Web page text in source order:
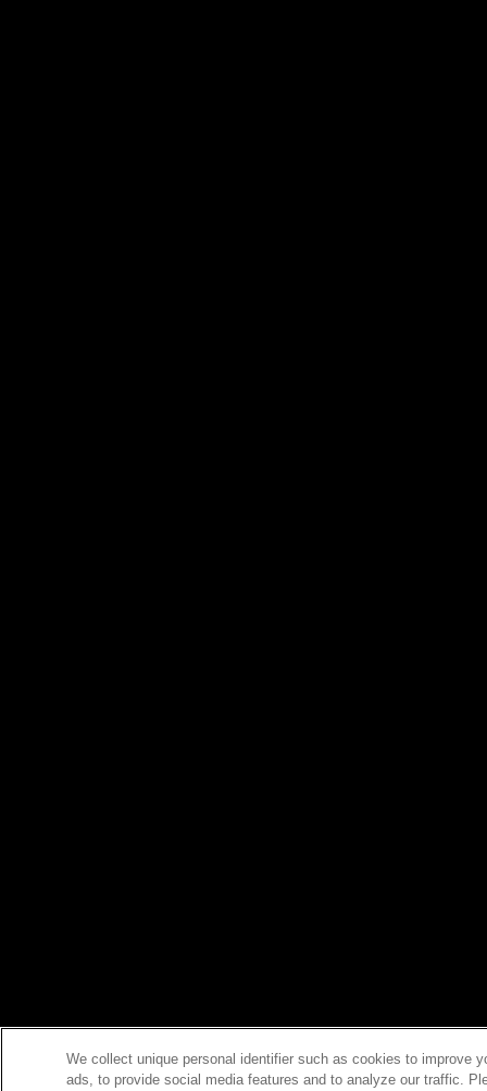
We collect unique personal identifier such as cookies to improve
ads, to provide social media features and to analyze our traffic.